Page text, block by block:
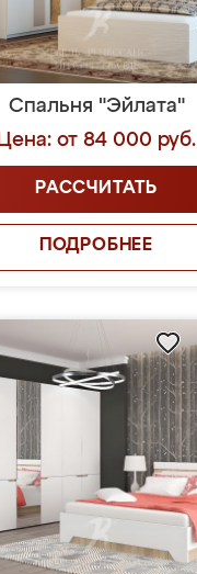
Спальня "Эйлата"
Цена: от 84 000 руб.
РАССЧИТАТЬ
ПОДРОБНЕЕ